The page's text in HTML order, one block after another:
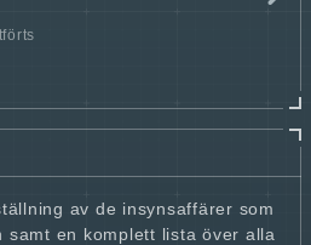
av de insynsaffärer som
samt en komplett lista över alla